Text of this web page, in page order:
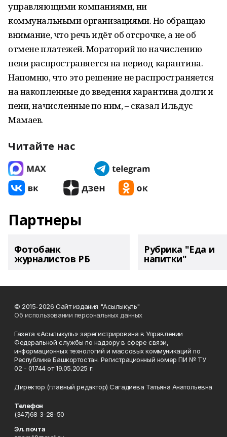
управляющими компаниями, ни
коммунальными организациями. Но обращаю
внимание, что речь идёт об отсрочке, а не об
отмене платежей. Мораторий по начислению
пени распространяется на период карантина.
Напомню, что это решение не распространяется
на накопленные до введения карантина долги и
пени, начисленные по ним, – сказал Ильдус
Мамаев.
Читайте нас
Партнеры
Фотобанк
журналистов РБ
Рубрика "Еда и
напитки"
© 2015-2026 Сайт издания "Асылыкуль"
Об использовании персональных данных
Газета «Асылыкуль» зарегистрирована в Управлении
Федеральной службы по надзору в сфере связи,
информационных технологий и массовых коммуникаций по
Республике Башкортостан. Регистрационный номер ПИ № ТУ
02 - 01744 от 19.05.2025 г.
Директор (главный редактор) Сагадиева Татьяна Анатольевна
Телефон
(347)68 3-28-50
Эл. почта